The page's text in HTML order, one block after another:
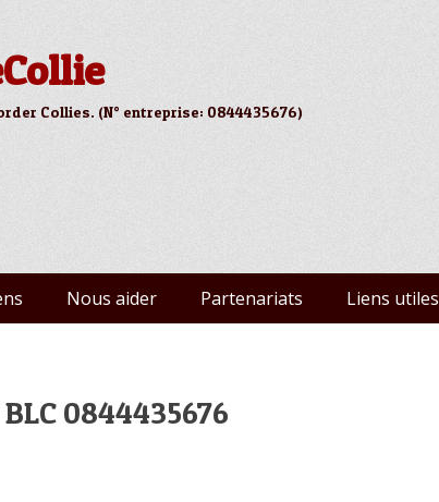
Collies. (N° entreprise: 0844435676)
Nous aider Partenariats Liens utiles
0844435676